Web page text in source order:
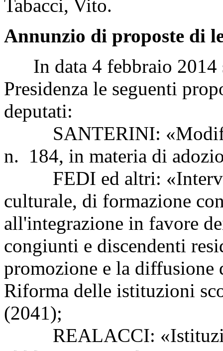
Tabacci, Vito.
Annunzio di proposte di
In data 4 febbraio 2014
Presidenza le seguenti
deputati:
SANTERINI:
n. 184, in materia di
FEDI ed altri:
culturale, di formazione
all'integrazione in favore
congiunti e discendenti
promozione e la
Riforma delle istituzioni
(2041);
REALACCI: